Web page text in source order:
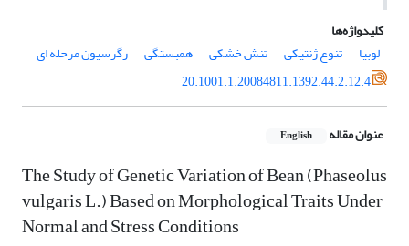
کلیدواژه‌ها
لوبیا
تنوع ژنتیکی تنش خشکی همبستگی
رگرسیون مرحله ای
20.1001.1.20084811.1392.44.2.12.4
عنوان مقاله English
The Study of Genetic Variation of Bean (Phaseolus
vulgaris L.) Based on Morphological Traits Under
Normal and Stress Conditions